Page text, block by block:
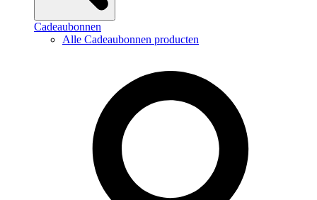
Cadeaubonnen
Alle Cadeaubonnen producten